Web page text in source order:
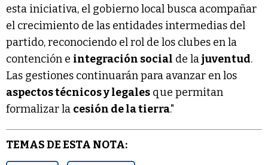
esta iniciativa, el gobierno local busca acompañar
el crecimiento de las entidades intermedias del
partido, reconociendo el rol de los clubes en la
contención e integración social de lajuventud.
Las gestiones continuarán para avanzar en los
aspectos técnicos y legales que permitan
formalizar la cesión de la tierra."
TEMAS DE ESTA NOTA: